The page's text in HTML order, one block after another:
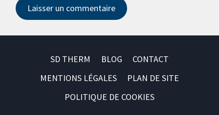
SD THERM BLOG
CONTACT
MENTIONS LÉGALES
PLAN DE SITE
POLITIQUE DE COOKIES